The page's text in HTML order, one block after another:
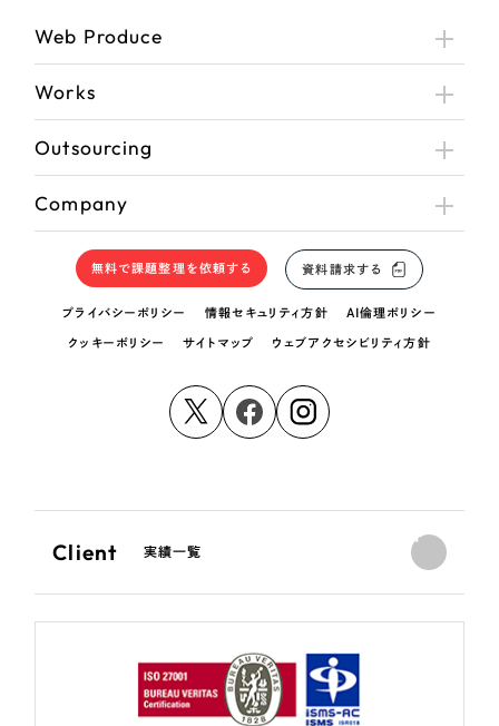
Web Produce
Works
Outsourcing
Company
無料で課題整理を依頼する 資料請求する
プライバシーポリシー 情報セキュリティ方針 AI倫理ポリシー
クッキーポリシー サイトマップ ウェブアクセシビリティ方針
Client 実績一覧